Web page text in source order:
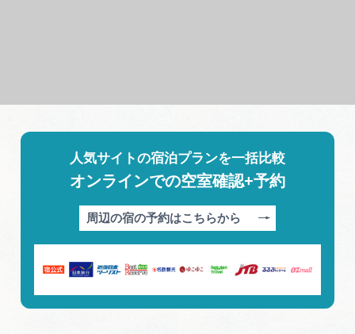
人気サイトの宿泊プランを一括比較
オンラインでの空室確認+予約
周辺の宿の予約はこちらから